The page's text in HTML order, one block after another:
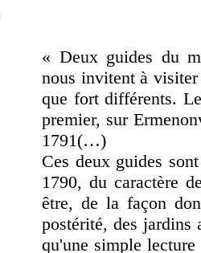
« Deux guides du
nous invitent à
que fort différents.
premier, sur
1791(…)
Ces deux guides
1790, du caractère
être, de la façon
postérité, des jardins
qu'une simple